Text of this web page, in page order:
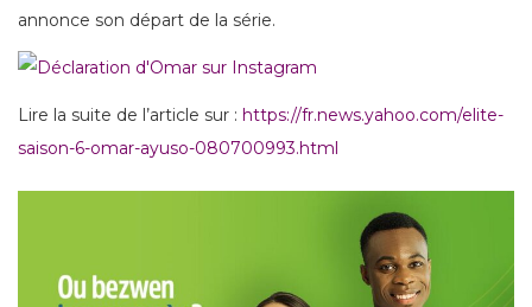
annonce son départ de la série.
Lire la suite de l’article sur : https://fr.news.yahoo.com/elite-
saison-6-omar-ayuso-080700993.html